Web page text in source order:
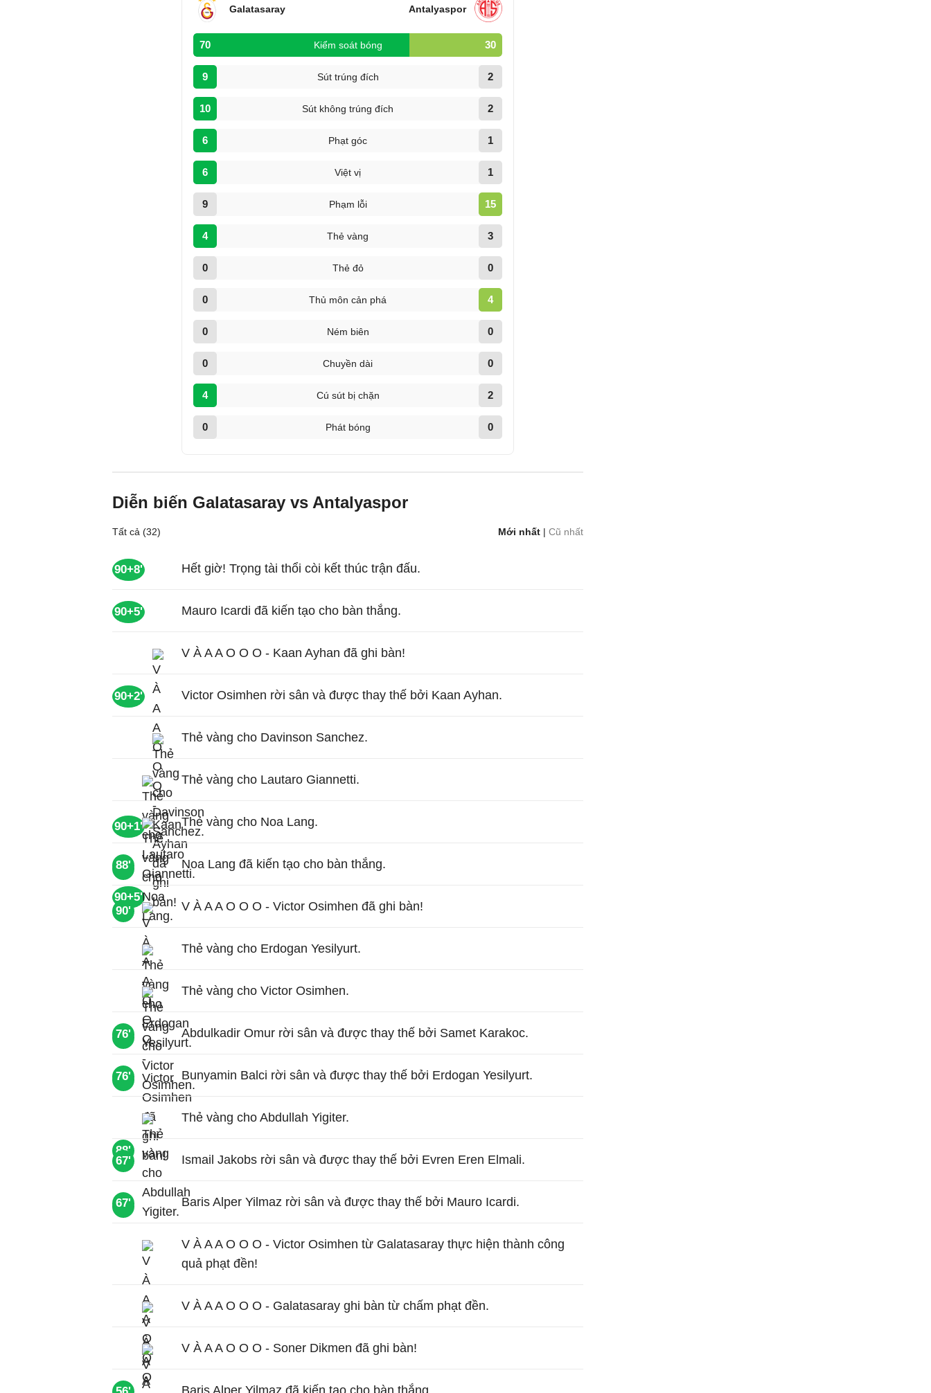
Galatasaray Antalyaspor
70 Kiểm soát bóng 30
9 Sút trúng đích 2
10 Sút không trúng đích 2
6 Phạt góc 1
6 Việt vị 1
9 Phạm lỗi 15
4 Thẻ vàng 3
0 Thẻ đỏ 0
0 Thủ môn cản phá 4
0 Ném biên 0
0 Chuyền dài 0
4 Cú sút bị chặn 2
0 Phát bóng 0
Diễn biến Galatasaray vs Antalyaspor
Tất cả (32) Mới nhất |Cũ nhất
90+8' Hết giờ! Trọng tài thổi còi kết thúc trận đấu.
90+5' Mauro Icardi đã kiến tạo cho bàn thắng.
90+5'
V À A A O O O - Kaan Ayhan đã ghi bàn!
90+2' Victor Osimhen rời sân và được thay thế bởi Kaan Ayhan.
90+1'
Thẻ vàng cho Davinson Sanchez.
90'
Thẻ vàng cho Lautaro Giannetti.
90'
Thẻ vàng cho Noa Lang.
88' Noa Lang đã kiến tạo cho bàn thắng.
88'
V À A A O O O - Victor Osimhen đã ghi bàn!
78'
Thẻ vàng cho Erdogan Yesilyurt.
78'
Thẻ vàng cho Victor Osimhen.
76' Abdulkadir Omur rời sân và được thay thế bởi Samet Karakoc.
76' Bunyamin Balci rời sân và được thay thế bởi Erdogan Yesilyurt.
70'
Thẻ vàng cho Abdullah Yigiter.
67' Ismail Jakobs rời sân và được thay thế bởi Evren Eren Elmali.
67' Baris Alper Yilmaz rời sân và được thay thế bởi Mauro Icardi.
V À A A O O O - Victor Osimhen từ Galatasaray thực hiện thành công
quả phạt đền!
V À A A O O O - Galatasaray ghi bàn từ chấm phạt đền.
V À A A O O O - Soner Dikmen đã ghi bàn!
Baris Alper Yilmaz đã kiến tạo cho bàn thắng.